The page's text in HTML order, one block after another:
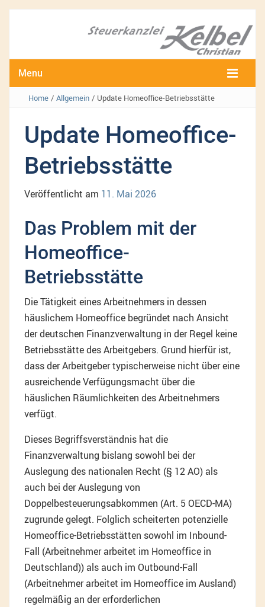
Menu
Home / Allgemein / Update Homeoffice-Betriebsstätte
Update Homeoffice-
Betriebsstätte
Veröffentlicht am 11. Mai 2026
Das Problem mit der
Homeoffice-
Betriebsstätte
Die Tätigkeit eines Arbeitnehmers in dessen
häuslichem Homeoffice begründet nach Ansicht
der deutschen Finanzverwaltung in der Regel keine
Betriebsstätte des Arbeitgebers. Grund hierfür ist,
dass der Arbeitgeber typischerweise nicht über eine
ausreichende Verfügungsmacht über die
häuslichen Räumlichkeiten des Arbeitnehmers
verfügt.
Dieses Begriffsverständnis hat die
Finanzverwaltung bislang sowohl bei der
Auslegung des nationalen Recht (§ 12 AO) als
auch bei der Auslegung von
Doppelbesteuerungsabkommen (Art. 5 OECD-MA)
zugrunde gelegt. Folglich scheiterten potenzielle
Homeoffice-Betriebsstätten sowohl im Inbound-
Fall (Arbeitnehmer arbeitet im Homeoffice in
Deutschland)) als auch im Outbound-Fall
(Arbeitnehmer arbeitet im Homeoffice im Ausland)
regelmäßig an der erforderlichen